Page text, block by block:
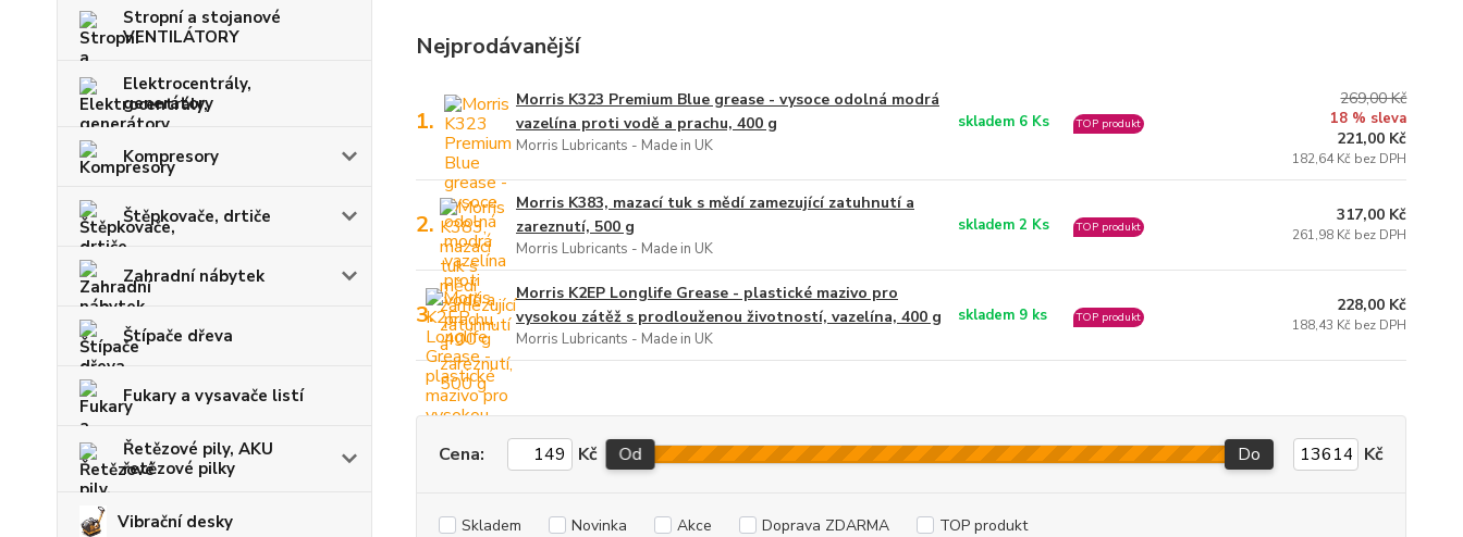
Stropní a stojanové
VENTILÁTORY
Elektrocentrály,
generátory
Kompresory
Štěpkovače, drtiče
Zahradní nábytek
Štípače dřeva
Fukary a vysavače listí
Řetězové pily, AKU
řetězové pilky
Vibrační desky
Nejprodávanější
1.
Morris K323 Premium Blue grease - vysoce odolná modrá
vazelína proti vodě a prachu, 400 g
Morris Lubricants - Made in UK
skladem 6 Ks TOP produkt
269,00 Kč
18 % sleva
221,00 Kč
182,64 Kč bez DPH
2.
Morris K383, mazací tuk s mědí zamezující zatuhnutí a
zareznutí, 500 g
Morris Lubricants - Made in UK
skladem 2 Ks TOP produkt
317,00 Kč
261,98 Kč bez DPH
3.
Morris K2EP Longlife Grease - plastické mazivo pro
vysokou zátěž s prodlouženou životností, vazelína, 400 g
Morris Lubricants - Made in UK
skladem 9 ks TOP produkt
228,00 Kč
188,43 Kč bez DPH
Cena: Kč Od Do Kč
Skladem Novinka Akce Doprava ZDARMA TOP produkt